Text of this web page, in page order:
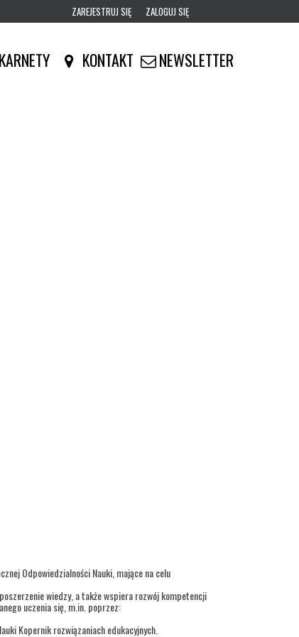
ZAREJESTRUJ SIĘ ZALOGUJ SIĘ
0,00
KARNETY KONTAKT NEWSLETTER
Odpowiedzialności Nauki, mające na celu
wiedzy, a także wspiera rozwój kompetencji
uczenia się, m.in. poprzez:
Kopernik rozwiązaniach edukacyjnych.